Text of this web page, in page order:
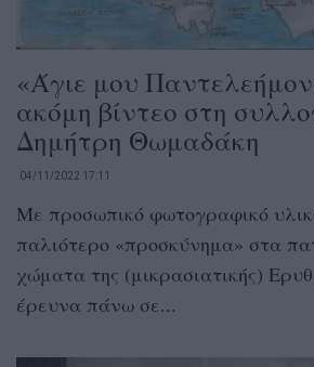
«Άγιε μου
ακόμη βίντεο στη
Δημήτρη Θωμαδάκη
04/11/2022 17:11
Με προσωπικό φωτογραφικό
παλιότερο «προσκύνημα» στα
χώματα της (μικρασιατικής)
έρευνα πάνω σε...